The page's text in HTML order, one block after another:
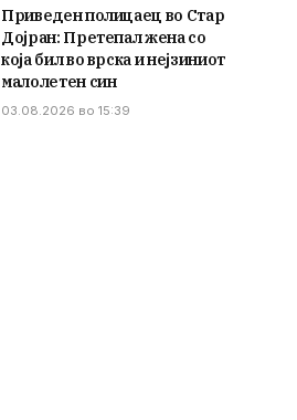
Приведен полицаец во Стар
Дојран: Претепал жена со
која бил во врска и нејзиниот
малолетен син
03.08.2026 во 15:39